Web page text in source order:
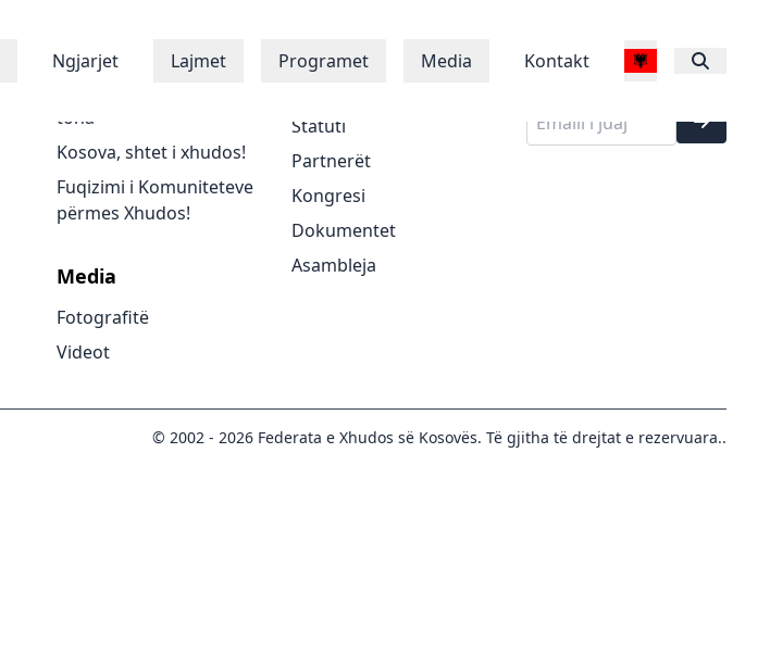
Ngjarjet Lajmet Programet Media Kontakt
Programet
tona
Kosova, shtet i xhudos!
Fuqizimi i Komuniteteve
përmes Xhudos!
Media
Fotografitë
Videot
Rreth Nesh
Statuti
Partnerët
Kongresi
Dokumentet
Asambleja
Regjistrohu në
buletinin tonë
© 2002 - 2026 Federata e Xhudos së Kosovës. Të gjitha të drejtat e rezervuara..